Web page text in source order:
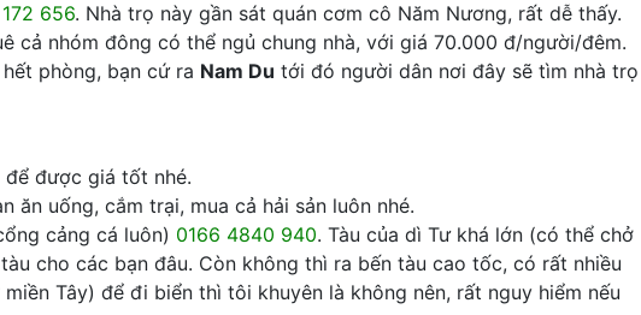
656. Nhà trọ này gần sát quán cơm cô Năm Nương, rất dễ thấy.
cả nhóm đông có thể ngủ chung nhà, với giá 70.000 đ/người/đêm.
phòng, bạn cứ ra Nam Du tới đó người dân nơi đây sẽ tìm nhà trọ
để được giá tốt nhé.
ăn uống, cắm trại, mua cả hải sản luôn nhé.
cảng cá luôn) 0166 4840 940. Tàu của dì Tư khá lớn (có thể chở
cho các bạn đâu. Còn không thì ra bến tàu cao tốc, có rất nhiều
Tây) để đi biển thì tôi khuyên là không nên, rất nguy hiểm nếu